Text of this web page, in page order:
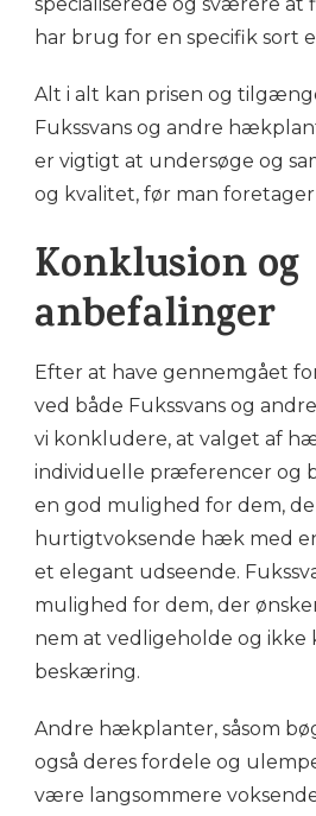
specialiserede og sværere at
har brug for en specifik sort
Alt i alt kan prisen og
Fukssvans og andre
er vigtigt at undersøge og
og kvalitet, før man
Konklusion og
anbefalinger
Efter at have gennemgået
ved både Fukssvans og
vi konkludere, at valget af
individuelle præferencer og
en god mulighed for dem,
hurtigtvoksende hæk med
et elegant udseende.
mulighed for dem, der
nem at vedligeholde og
beskæring.
Andre hækplanter, såsom
også deres fordele og
være langsommere